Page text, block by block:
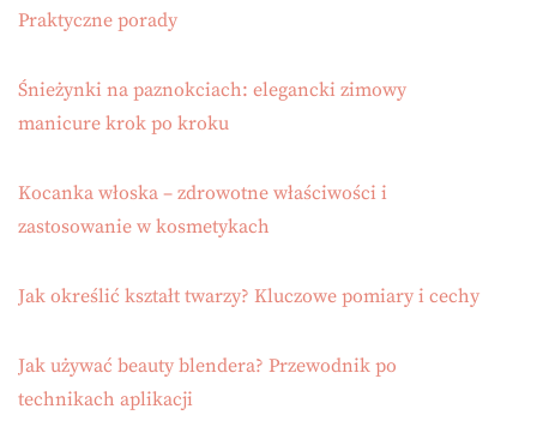
Praktyczne porady
Śnieżynki na paznokciach: elegancki zimowy
manicure krok po kroku
Kocanka włoska – zdrowotne właściwości i
zastosowanie w kosmetykach
Jak określić kształt twarzy? Kluczowe pomiary i cechy
Jak używać beauty blendera? Przewodnik po
technikach aplikacji